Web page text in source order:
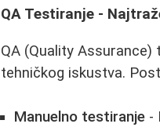
QA Testiranje -
QA (Quality
tehničkog iskustva.
Manuelno testiranje -